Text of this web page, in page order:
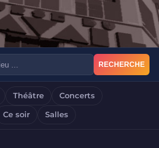
RECHERCHE
Théâtre Concerts
Ce soir Salles